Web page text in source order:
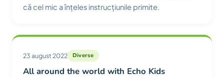
că cel mic a înțeles instrucțiunile primite.
23 august 2022 Diverse
All around the world with Echo Kids